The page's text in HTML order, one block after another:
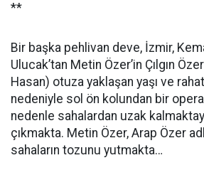
**
Bir başka pehlivan deve, İzmir,
Ulucak’tan Metin Özer’in Çılgın
Hasan) otuza yaklaşan yaşı ve
nedeniyle sol ön kolundan bir
nedenle sahalardan uzak
çıkmakta. Metin Özer, Arap Özer
sahaların tozunu yutmakta…